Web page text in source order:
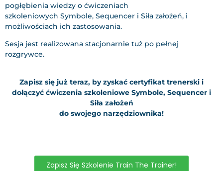
pogłębienia wiedzy o ćwiczeniach
szkoleniowych Symbole, Sequencer i Siła założeń, i
możliwościach ich zastosowania.
Sesja jest realizowana stacjonarnie tuż po pełnej
rozgrywce.
Zapisz się już teraz, by zyskać certyfikat trenerski i
dołączyć ćwiczenia szkoleniowe Symbole, Sequencer i
Siła założeń
do swojego narzędziownika!
Zapisz Się Szkolenie Train The Trainer!